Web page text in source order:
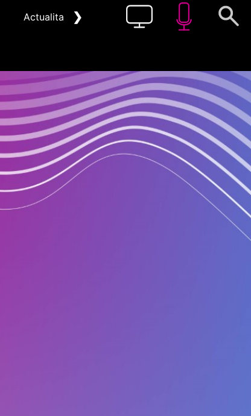
Actualitat Pòdcast
❯